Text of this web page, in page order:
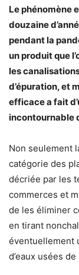
Le phénomène
douzaine
pendant la
un produit que
les
d’épuration, et
efficace a fait
incontournable
Non seulement
catégorie des
décriée par les
commerces et
de les éliminer
en tirant
éventuellement
d’eaux usées